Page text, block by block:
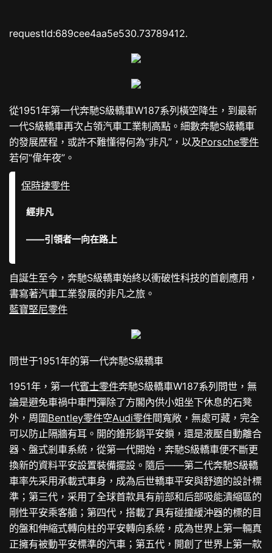
requestId:689cee4aa5e530.73789412.
從1951年第一代奔馳S級轎車W187系列橫空降生，到最新
一代S級轎車再次占領汽車工業制高點。細數奔馳S級轎車
的發展歷程，或許不難懂得何為“非凡”，以及Porsche零件
若何“偉年夜”。
保時捷零件
經非凡
——引領者一向在路上
自誕生至今，奔馳S級轎車始終以衝破性科技的首創應用，
書寫著汽車工業發展的非凡之旅。
藍寶堅尼零件
問世于1951年的第一代奔馳S級轎車
1951年，第一代賓士零件奔馳S級轎車W187系列問世，無
論是避免車禍中車門彈除了方閣內供小姐坐下休息的石凳
外，周圍Bentley零件空Audi零件間寬敞，無處可藏，完全
可以防止隔牆有耳。開的錐形銷平安鎖，還是液壓自動離合
器、盤式剎車系統，從第一代開始，奔馳S級轎車便不斷更
換新的資料平安設置裝備擺設。隨后——第二代奔馳S級轎
車率先采用承載式車身，成為后世轎車平安與舒適的設計標
準；第三代，采用了全球首款具有前部和后部吸能潰縮區的
剛性平安乘客艙；第四代，搭載了具有碰撞緩沖器的標的目
的盤和伸縮式轉向柱的平安轉向系統，成為世界上第一輛真
正擁有被動平安標準的汽車；第五代，開創了世界上第一款